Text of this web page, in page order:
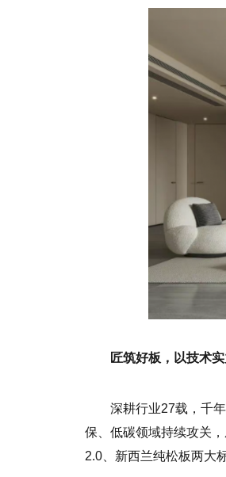
匠筑好板，以技术
深耕行业27载，千
保、低碳领域持续攻关
2.0、新西兰纯松板两大